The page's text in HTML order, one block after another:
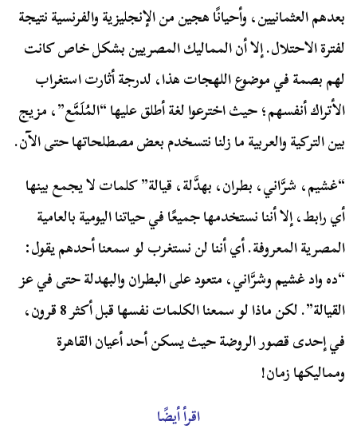
بعدهم العثمانيين، وأحيانًا هجين من الإنجليزية والفرنسية نتيجة
لفترة الاحتلال. إلا أن المماليك المصريين بشكل خاص كانت
لهم بصمة في موضوع اللهجات هذا، لدرجة أثارت استغراب
الأتراك أنفسهم؛ حيث اخترعوا لغة أطلق عليها “المُلَمَّع”، مزيج
بين التركية والعربية ما زلنا نتسخدم بعض مصطلحاتها حتى الآن.
“غشيم، شرَّاني، بطران، بهدَّلة، قيالة” كلمات لا يجمع بينها
أي رابط، إلا أننا نستخدمها جميعًا في حياتنا اليومية بالعامية
المصرية المعروفة. أي أننا لن نستغرب لو سمعنا أحدهم يقول:
“ده واد غشيم وشرَّاني، متعود على البطران والبهدلة حتى في عز
القيالة”. لكن ماذا لو سمعنا الكلمات نفسها قبل أكثر 8 قرون،
في إحدى قصور الروضة حيث يسكن أحد أعيان القاهرة
ومماليكها زمان!
اقرأ أيضًا